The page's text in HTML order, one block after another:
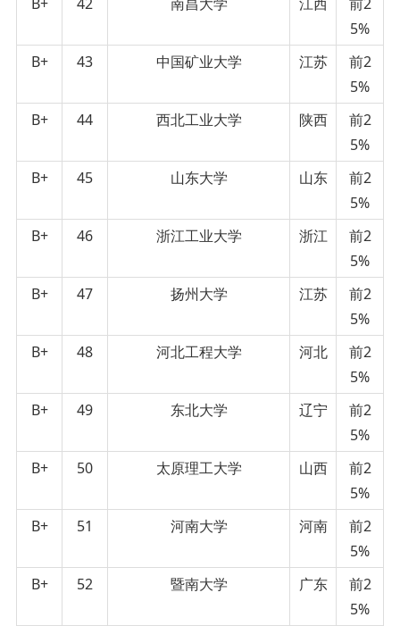
5%
B+
43 中国矿业大学 江苏
前2
5%
B+
44 西北工业大学 陕西
前2
5%
B+
45 山东大学 山东
前2
5%
B+
46 浙江工业大学 浙江
前2
5%
B+
47 扬州大学 江苏
前2
5%
B+
48 河北工程大学 河北
前2
5%
B+
49 东北大学 辽宁
前2
5%
B+
50 太原理工大学 山西
前2
5%
B+
51 河南大学 河南
前2
5%
B+
52 暨南大学 广东
前2
5%